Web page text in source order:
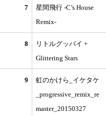
7
星間飛行 -C’s House
Remix-
8
リトルグッバイ +
Glittering Stars
9
虹のかけら_イケタケ
_progressive_remix_re
master_20150327